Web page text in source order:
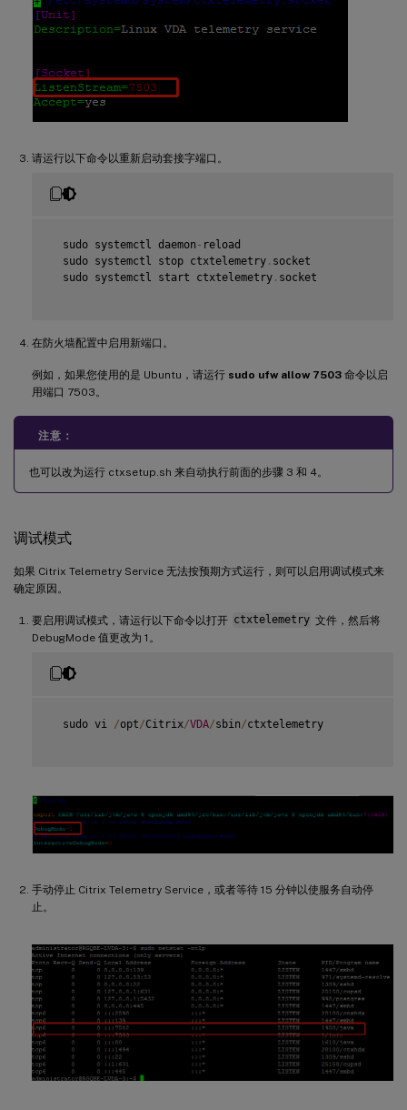
请运行以下命令以重新启动套接字端口。
  sudo systemctl daemon
- reload
  sudo systemctl stop ctxtelemetry
. socket
  sudo systemctl start ctxtelemetry
. socket
在防火墙配置中启用新端口。
例如，如果您使用的是 Ubuntu，请运行 sudo ufw allow 7503 命令以启
用端口 7503。
注意：
也可以改为运行 ctxsetup.sh 来自动执行前面的步骤 3 和 4。
调试模式
如果 Citrix Telemetry Service 无法按预期方式运行，则可以启用调试模式来
确定原因。
要启用调试模式，请运行以下命令以打开 ctxtelemetry 文件，然后将
DebugMode 值更改为 1。
  sudo vi
/opt/Citrix/VDA/sbin/ctxtelemetry
手动停止 Citrix Telemetry Service，或者等待 15 分钟以使服务自动停
止。